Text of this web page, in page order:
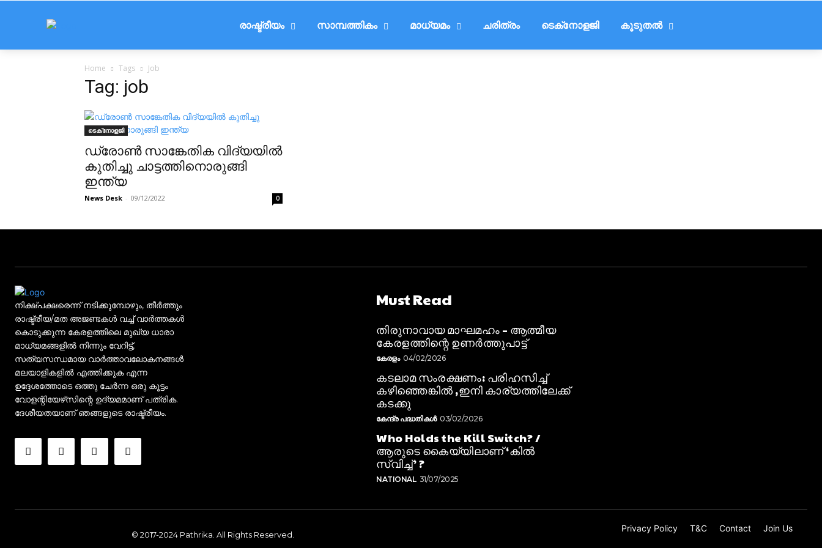
രാഷ്ട്രീയം സാമ്പത്തികം മാധ്യമം ചരിത്രം ടെക്‌നോളജി കൂടുതൽ
Home Tags Job
Tag: job
ടെക്‌നോളജി
ഡ്രോൺ സാങ്കേതിക വിദ്യയിൽ
കുതിച്ചു ചാട്ടത്തിനൊരുങ്ങി
ഇന്ത്യ
News Desk - 09/12/2022 0
നിക്ഷ്പക്ഷരെന്ന് നടിക്കുമ്പോഴും, തീർത്തും
രാഷ്ട്രീയ/മത അജണ്ടകൾ വച്ച് വാർത്തകൾ
കൊടുക്കുന്ന കേരളത്തിലെ മുഖ്യ ധാരാ
മാധ്യമങ്ങളിൽ നിന്നും വേറിട്ട്,
സത്യസന്ധമായ വാർത്താവലോകനങ്ങൾ
മലയാളികളിൽ എത്തിക്കുക എന്ന
ഉദ്ദേശത്തോടെ ഒത്തു ചേർന്ന ഒരു കൂട്ടം
വോളന്റിയേഴ്‌സിന്റെ ഉദ്യമമാണ് പത്രിക.
ദേശീയതയാണ് ഞങ്ങളുടെ രാഷ്ട്രീയം.
Must Read
തിരുനാവായ മാഘമഹം – ആത്മീയ
കേരളത്തിന്റെ ഉണർത്തുപാട്ട്
കേരളം 04/02/2026
കടലാമ സംരക്ഷണം: പരിഹസിച്ച്
കഴിഞ്ഞെങ്കിൽ ,ഇനി കാര്യത്തിലേക്ക്
കടക്കു
കേന്ദ്ര പദ്ധതികൾ 03/02/2026
Who Holds the Kill Switch? /
ആരുടെ കൈയ്യിലാണ് ‘കിൽ
സ്വിച്ച്’ ?
NATIONAL 31/07/2025
© 2017-2024 Pathrika. All Rights Reserved.
Privacy Policy T&C Contact Join Us